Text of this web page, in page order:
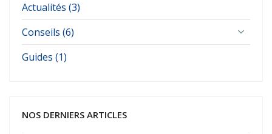
Actualités (3)
Conseils (6)
Guides (1)
NOS DERNIERS ARTICLES